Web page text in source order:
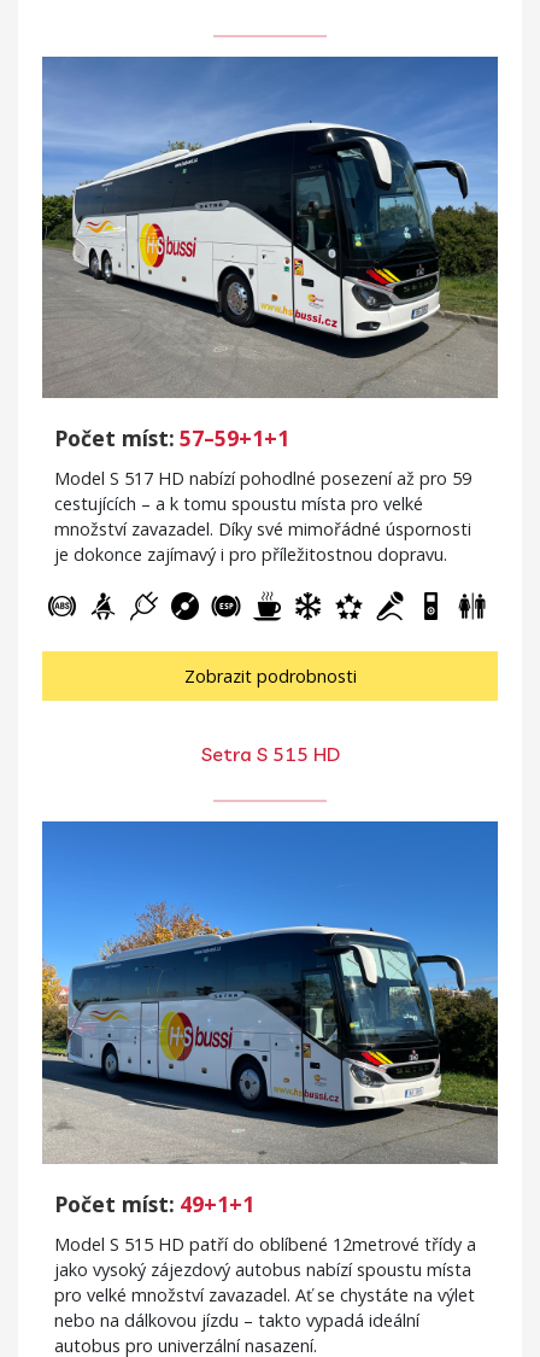
Počet míst: 57–59+1+1
Model S 517 HD nabízí pohodlné posezení až pro 59
cestujících – a k tomu spoustu místa pro velké
množství zavazadel. Díky své mimořádné úspornosti
je dokonce zajímavý i pro příležitostnou dopravu.
Zobrazit podrobnosti
Setra S 515 HD
Počet míst: 49+1+1
Model S 515 HD patří do oblíbené 12metrové třídy a
jako vysoký zájezdový autobus nabízí spoustu místa
pro velké množství zavazadel. Ať se chystáte na výlet
nebo na dálkovou jízdu – takto vypadá ideální
autobus pro univerzální nasazení.